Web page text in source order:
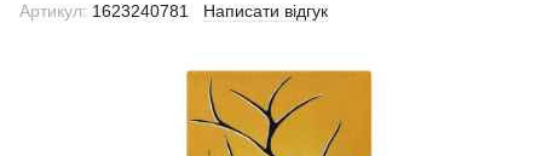
Артикул: 1623240781 Написати відгук